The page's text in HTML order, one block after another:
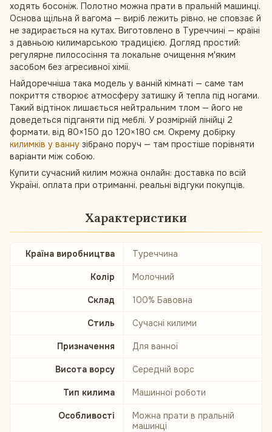
ходять босоніж. Полотно можна прати в пральній машинці.
Основа щільна й вагома — виріб лежить рівно, не сповзає й
не задирається на кутах. Виготовлено в Туреччині — країні
з давньою килимарською традицією. Догляд простий:
регулярне пилососіння та локальне очищення м'яким
засобом без агресивної хімії.
Найдоречніша така модель у ванній кімнаті — саме там
покриття створює атмосферу затишку й тепла під ногами.
Такий відтінок лишається нейтральним тлом — його не
доведеться підганяти під меблі. У розмірній лінійці 2
формати, від 80×150 до 120×180 см. Окрему добірку
килимків у ванну зібрано поруч — там простіше порівняти
варіанти між собою.
Купити сучасний килим можна онлайн: доставка по всій
Україні, оплата при отриманні, реальні відгуки покупців.
Характеристики
Країна виробництва Туреччина
Колір Молочний
Склад 100% Бавовна
Стиль Сучасні килими
Призначення Для ванної
Висота ворсу Середній ворс
Тип килима Машинної роботи
Особливості
Можна прати в пральній
машинці